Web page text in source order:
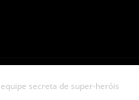
secreta de super-heróis